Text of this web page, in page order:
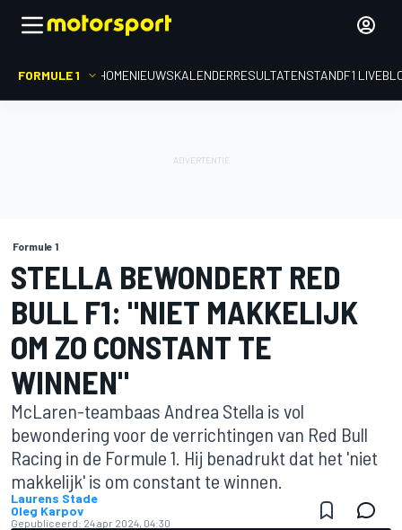
FORMULE 1 HOMENIEUWSKALENDERRESULTATENSTANDF1
Formule 1
STELLA BEWONDERT RED
BULL F1: "NIET MAKKELIJK
OM ZO CONSTANT TE
WINNEN"
McLaren-teambaas Andrea Stella is vol
bewondering voor de verrichtingen van Red Bull
Racing in de Formule 1. Hij benadrukt dat het 'niet
makkelijk' is om constant te winnen.
Laurens Stade
Oleg Karpov
Gepubliceerd: 24 apr 2024, 04:30